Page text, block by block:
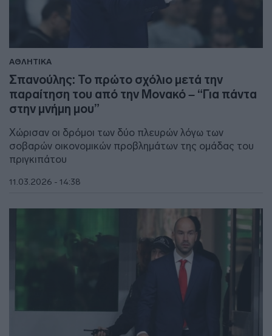
ΑΘΛΗΤΙΚΑ
Σπανούλης: Το πρώτο σχόλιο μετά την
παραίτηση του από την Μονακό – “Για πάντα
στην μνήμη μου”
Χώρισαν οι δρόμοι των δύο πλευρών λόγω των
σοβαρών οικονομικών προβλημάτων της ομάδας του
πριγκιπάτου
11.03.2026 - 14:38